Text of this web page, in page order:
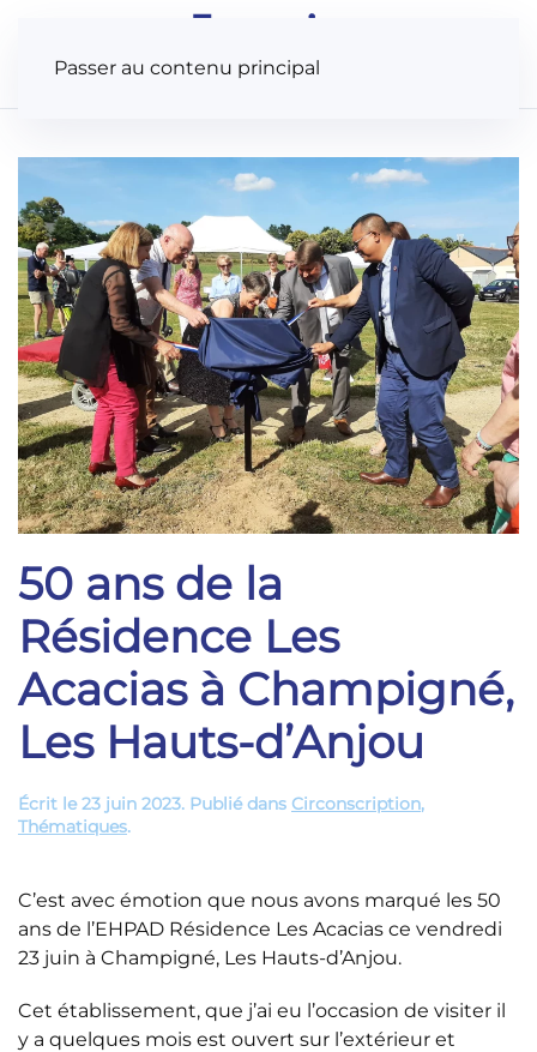
Passer au contenu principal
50 ans de la
Résidence Les
Acacias à Champigné,
Les Hauts-d’Anjou
Écrit le23 juin 2023. Publié dans Circonscription,
Thématiques.
C’est avec émotion que nous avons marqué les 50
ans de l’EHPAD Résidence Les Acacias ce vendredi
23 juin à Champigné, Les Hauts-d’Anjou.
Cet établissement, que j’ai eu l’occasion de visiter il
y a quelques mois est ouvert sur l’extérieur et
Panneau de gestion des cookies